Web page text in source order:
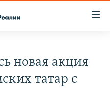
новая акция
татар с